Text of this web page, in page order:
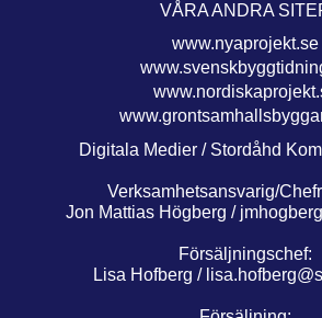
VÅRA ANDRA
www.nyaprojekt.se
Digitala Medier / Stordåhd
Verksamhetsansvarig/
Jon Mattias Högberg /
Försäljningschef:
Lisa Hofberg /